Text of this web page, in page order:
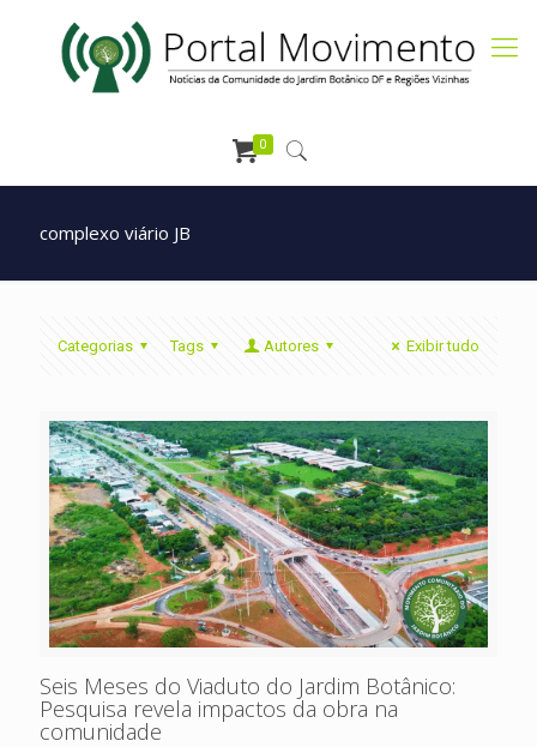
0
complexo viário JB
Categorias Tags Autores Exibir tudo
Seis Meses do Viaduto do Jardim Botânico:
Pesquisa revela impactos da obra na
comunidade